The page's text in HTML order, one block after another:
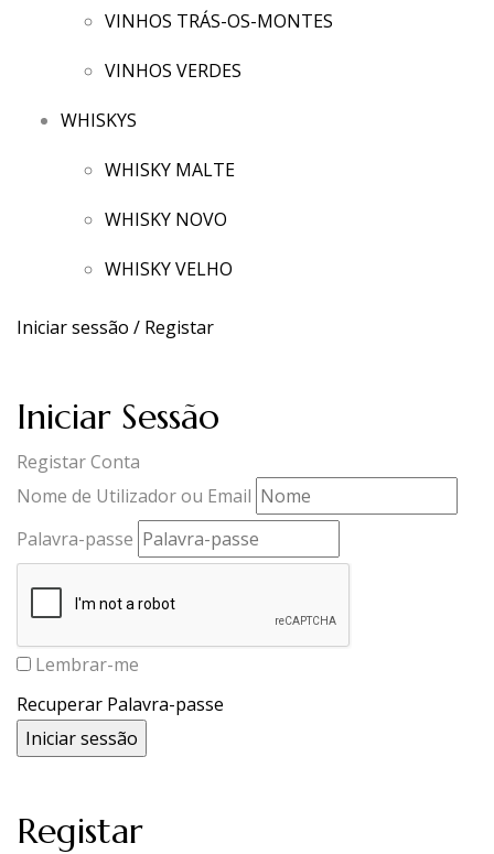
VINHOS TRÁS-OS-MONTES
VINHOS VERDES
WHISKYS
WHISKY MALTE
WHISKY NOVO
WHISKY VELHO
Iniciar sessão / Registar
Iniciar Sessão
Registar Conta
Nome de Utilizador ou Email
Palavra-passe
Lembrar-me
Recuperar Palavra-passe
Registar